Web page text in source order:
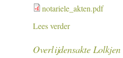
notariele_akten.pdf
Lees verder
Overlijdensakte Lolkjen